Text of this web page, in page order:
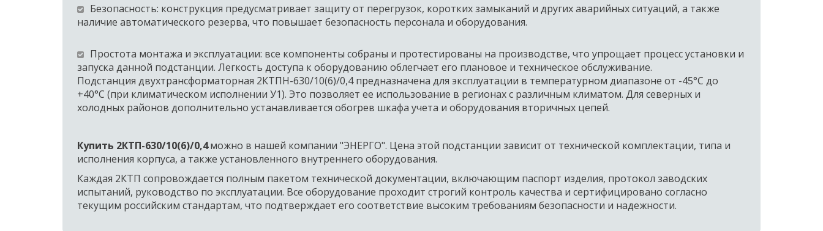
Безопасность: конструкция предусматривает защиту от перегрузок, коротких замыканий и других аварийных ситуаций, а также
наличие автоматического резерва, что повышает безопасность персонала и оборудования.
Простота монтажа и эксплуатации: все компоненты собраны и протестированы на производстве, что упрощает процесс установки и
запуска данной подстанции. Легкость доступа к оборудованию облегчает его плановое и техническое обслуживание.
Подстанция двухтрансформаторная 2КТПН-630/10(6)/0,4 предназначена для эксплуатации в температурном диапазоне от -45°C до
+40°C (при климатическом исполнении У1). Это позволяет ее использование в регионах с различным климатом. Для северных и
холодных районов дополнительно устанавливается обогрев шкафа учета и оборудования вторичных цепей.
Купить 2КТП-630/10(6)/0,4 можно в нашей компании "ЭНЕРГО". Цена этой подстанции зависит от технической комплектации, типа и
исполнения корпуса, а также установленного внутреннего оборудования.
Каждая 2КТП сопровождается полным пакетом технической документации, включающим паспорт изделия, протокол заводских
испытаний, руководство по эксплуатации. Все оборудование проходит строгий контроль качества и сертифицировано согласно
текущим российским стандартам, что подтверждает его соответствие высоким требованиям безопасности и надежности.